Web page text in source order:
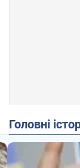
Головні